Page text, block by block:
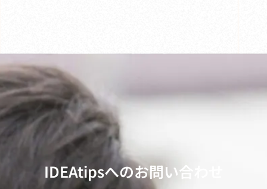
IDEAtipsへのお問い合わせ